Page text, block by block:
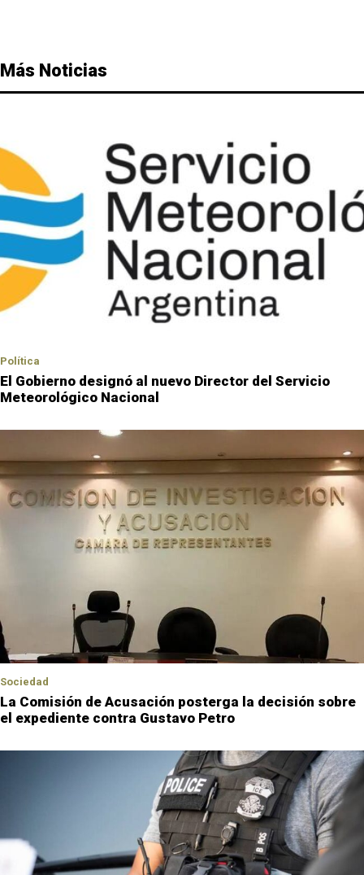
Más Noticias
Política
El Gobierno designó al nuevo Director del Servicio
Meteorológico Nacional
Sociedad
La Comisión de Acusación posterga la decisión sobre
el expediente contra Gustavo Petro